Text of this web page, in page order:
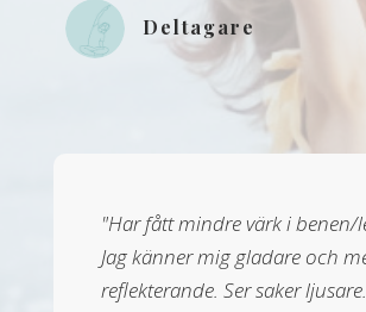
Deltagare
"Har fått mindre värk i benen/
Jag känner mig gladare och
reflekterande. Ser saker